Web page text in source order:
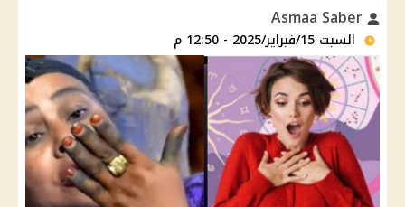
السبت 15/فبراير/2025 - 12:50 م